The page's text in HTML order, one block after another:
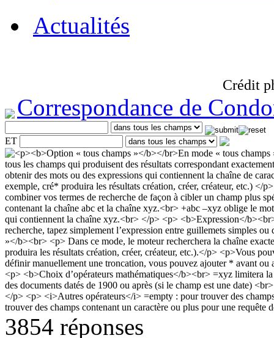
Actualités
Crédit
Correspondance de
ET
3854 réponses